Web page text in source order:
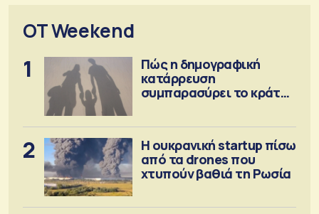
OT Weekend
1
Πώς η δημογραφική
κατάρρευση
συμπαρασύρει το κράτος
2
Η ουκρανική startup πίσω
από τα drones που
χτυπούν βαθιά τη Ρωσία